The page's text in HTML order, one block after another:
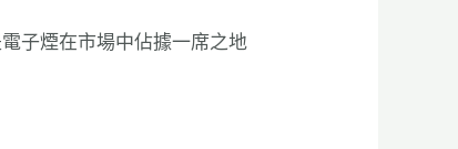
子煙在市場中佔據一席之地